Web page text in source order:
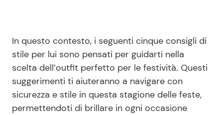
In questo contesto, i seguenti cinque consigli di
stile per lui sono pensati per guidarti nella
scelta dell’outfit perfetto per le festività. Questi
suggerimenti ti aiuteranno a navigare con
sicurezza e stile in questa stagione delle feste,
permettendoti di brillare in ogni occasione